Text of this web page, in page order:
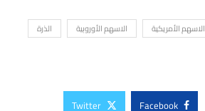
الاسهم الأمريكية الاسهم الأوروبية
الذرة
Facebook
Twitter